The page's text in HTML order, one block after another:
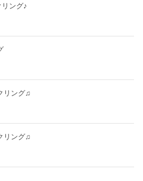
ング♪
リング♫
リング♫